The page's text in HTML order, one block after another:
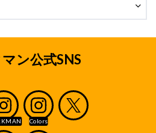
ン公式SNS